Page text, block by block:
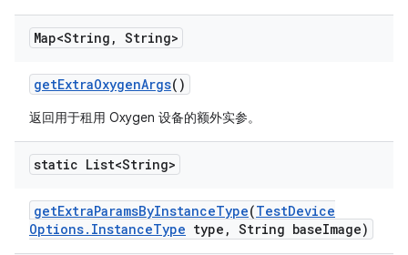
Map<String , String>
getExtraOxygenArgs()
返回用于租用 Oxygen 设备的额外实参。
static List<String>
getExtraParamsByInstanceType(TestDevice
Options. InstanceType type , String baseImage)